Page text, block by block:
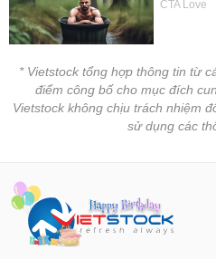
* Vietstock tổng hợp thông tin từ
điểm công bố cho mục đích
Vietstock không chịu trách nhiệm
sử dụng các